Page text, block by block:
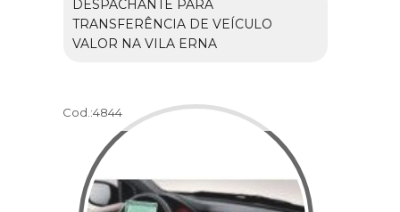
DESPACHANTE PARA
TRANSFERÊNCIA DE VEÍCULO
VALOR NA VILA ERNA
Cod.:4844